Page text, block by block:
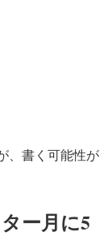
、書く可能性が
ー月に5